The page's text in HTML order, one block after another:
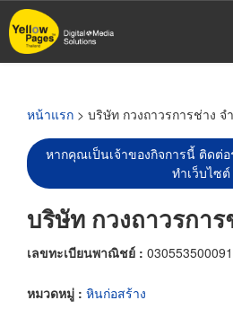
ข้าม
ไป
หน้าแรก > บริษัท กวงถาวรการช่าง จ
หากคุณเป็นเจ้าของกิจการนี้ ติดต่
ทำเว็บไซต์
บริษัท กวงถาวรกา
เลขทะเบียนพาณิชย์ :
หมวดหมู่ : หินก่อสร้าง